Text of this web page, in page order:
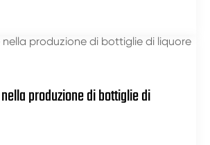
produzione di bottiglie di